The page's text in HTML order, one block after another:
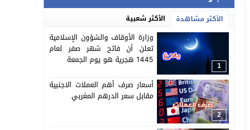
الأكثر مشاهدة الأكثر شعبية
1
وزارة الأوقاف والشؤون الإسلامية
تعلن أن فاتح شهر صفر لعام
1445 هجرية هو يوم الجمعة
2
أسعار صرف أهم العملات الاجنبية
مقابل سعر الدرهم المغربي